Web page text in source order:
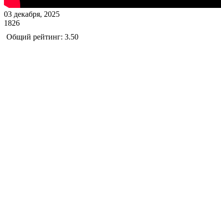
03 декабря, 2025
1826
Общий рейтинг: 3.50